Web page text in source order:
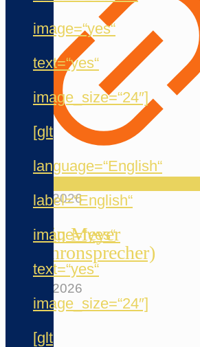
image=“yes“
text=“yes“
image_size=“24″]
[glt
language=“English“
label=“English“
image=“yes“
text=“yes“
image_size=“24″]
[glt
20. Mai 2026
Jermain Meyer
(Synchronsprecher)
12. Mai 2026